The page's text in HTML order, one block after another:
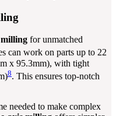
for unmatched
can work on parts up to 22
x 95.3mm), with tight
8. This ensures top-notch
needed to make complex